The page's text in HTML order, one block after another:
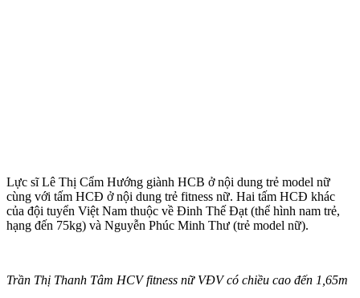
Lực sĩ Lê Thị Cẩm Hướng giành HCB ở nội dung trẻ model nữ
cùng với tấm HCĐ ở nội dung trẻ fitness nữ. Hai tấm HCĐ khác
của đội tuyển Việt Nam thuộc về Đinh Thế Đạt (thể hình nam trẻ,
hạng đến 75kg) và Nguyễn Phúc Minh Thư (trẻ model nữ).
Trần Thị Thanh Tâm HCV fitness nữ VĐV có chiều cao đến 1,65m